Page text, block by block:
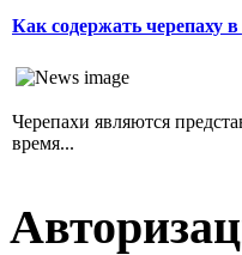
Как содержать черепаху
Черепахи являются
время...